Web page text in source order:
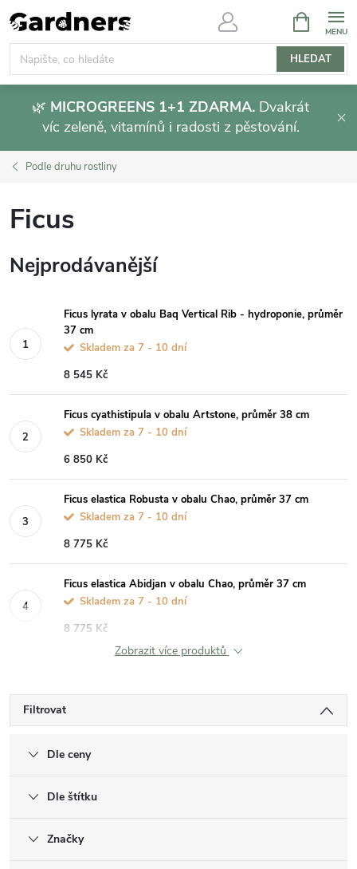
Přejít
na
obsah
HLEDAT
NÁKUPNÍ
KOŠÍK
🌿 MICROGREENS 1+1 ZDARMA. Dvakrát
víc zeleně, vitamínů i radosti z pěstování.
Podle druhu rostliny
Ficus
Nejprodávanější
Ficus lyrata v obalu Baq Vertical Rib - hydroponie, průměr
37 cm
Skladem za 7 - 10 dní
8 545 Kč
Ficus cyathistipula v obalu Artstone, průměr 38 cm
Skladem za 7 - 10 dní
6 850 Kč
Ficus elastica Robusta v obalu Chao, průměr 37 cm
Skladem za 7 - 10 dní
8 775 Kč
Ficus elastica Abidjan v obalu Chao, průměr 37 cm
Skladem za 7 - 10 dní
8 775 Kč
Zobrazit více produktů
Filtrovat
Dle ceny
Dle štítku
Značky